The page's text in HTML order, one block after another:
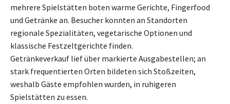
mehrere Spielstätten boten warme Gerichte, Fingerfood
und Getränke an. Besucher konnten an Standorten
regionale Spezialitäten, vegetarische Optionen und
klassische Festzeltgerichte finden.
Getränkeverkauf lief über markierte Ausgabestellen; an
stark frequentierten Orten bildeten sich Stoßzeiten,
weshalb Gäste empfohlen wurden, in ruhigeren
Spielstätten zu essen.